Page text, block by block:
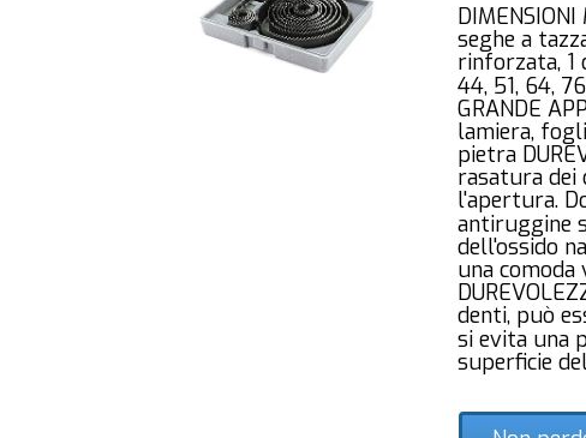
seghe a
rinforzata, 1
44, 51, 64,
GRANDE
lamiera,
pietra
rasatura dei
l'apertura.
antiruggine
dell'ossido
una
denti, può
si evita una
superficie